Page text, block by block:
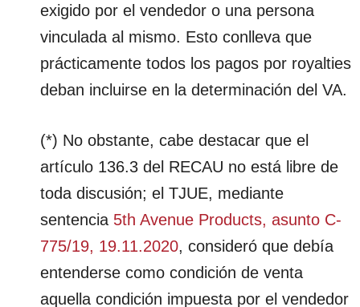
exigido por el vendedor o una persona
vinculada al mismo. Esto conlleva que
prácticamente todos los pagos por royalties
deban incluirse en la determinación del VA.
(*) No obstante, cabe destacar que el
artículo 136.3 del RECAU no está libre de
toda discusión; el TJUE, mediante
sentencia 5th Avenue Products, asunto C-
775/19, 19.11.2020, consideró que debía
entenderse como condición de venta
aquella condición impuesta por el vendedor